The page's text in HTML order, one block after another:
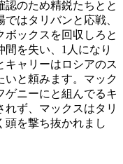
認のため精鋭たちとと
はタリバンと応戦、
ボックスを回収しろと
を失い、1人になり
キャリーはロシアのス
いと頼みます。マック
ゲニーにと組んでるキ
ず、マックスはタリ
頭を撃ち抜かれまし